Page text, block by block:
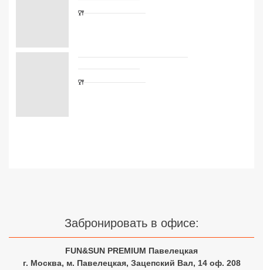
Забронировать в офисе:
FUN&SUN PREMIUM Павелецкая
г. Москва, м. Павелецкая, Зацепский Вал, 14 оф. 208
Сетевые отели Турции
Сетевые отели ОАЭ
Сетевые отели Таиланда
Сетевые отели Шри Ланки
Сетевые отели Сейшел
Сетевые отели Маврикия